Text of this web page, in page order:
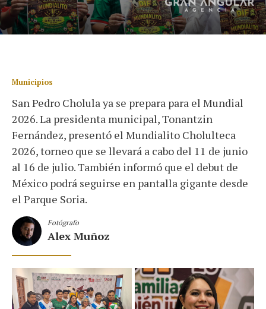
Municipios
San Pedro Cholula ya se prepara para el Mundial
2026. La presidenta municipal, Tonantzin
Fernández, presentó el Mundialito Cholulteca
2026, torneo que se llevará a cabo del 11 de junio
al 16 de julio. También informó que el debut de
México podrá seguirse en pantalla gigante desde
el Parque Soria.
Fotógrafo
Alex Muñoz